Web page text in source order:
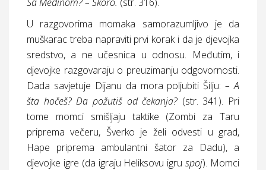
U razgovorima momaka samorazumljivo je da
muškarac treba napraviti prvi korak i da je djevojka
sredstvo, a ne učesnica u odnosu. Međutim, i
djevojke razgovaraju o preuzimanju odgovornosti.
Dada savjetuje Dijanu da mora poljubiti Šilju:– A
šta hočeš? Da požutiš od čekanja? (str. 341). Pri
tome momci smišljaju taktike (Zombi za Taru
priprema večeru, Šverko je želi odvesti u grad,
Hape priprema ambulantni šator za Dadu), a
djevojke igre (da igraju Heliksovu igruspoj). Momci